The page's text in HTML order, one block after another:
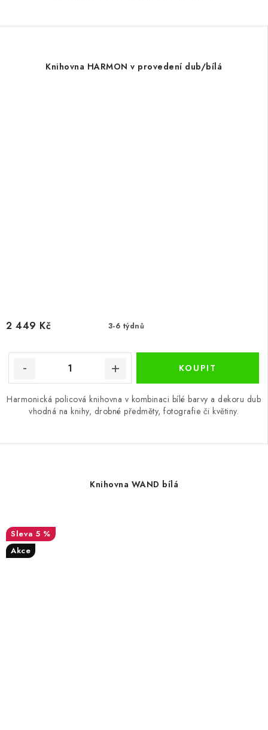
Knihovna HARMON v provedení dub/bílá
3-6 týdnů
2 449 Kč
Harmonická policová knihovna v kombinaci bílé barvy a dekoru dub
vhodná na knihy, drobné předměty, fotografie či květiny.
Knihovna WAND bílá
5 %
Akce